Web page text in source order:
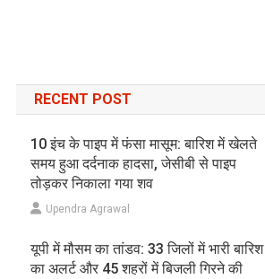
RECENT POST
10 इंच के पाइप में फंसा मासूम: बारिश में खेलते
समय हुआ दर्दनाक हादसा, जेसीबी से पाइप
तोड़कर निकाला गया शव
Upendra Agrawal
यूपी में मौसम का तांडव: 33 जिलों में भारी बारिश
का अलर्ट और 45 शहरों में बिजली गिरने की